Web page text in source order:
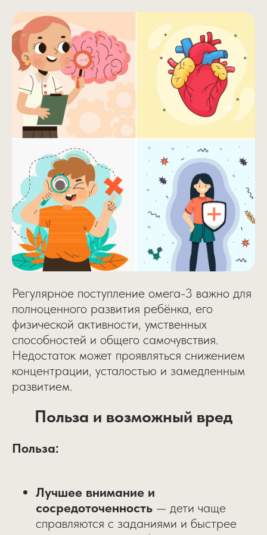
Регулярное поступление омега-3 важно для
полноценного развития ребёнка, его
физической активности, умственных
способностей и общего самочувствия.
Недостаток может проявляться снижением
концентрации, усталостью и замедленным
развитием.
Польза и возможный вред
Польза:
Лучшее внимание и
сосредоточенность — дети чаще
справляются с заданиями и быстрее